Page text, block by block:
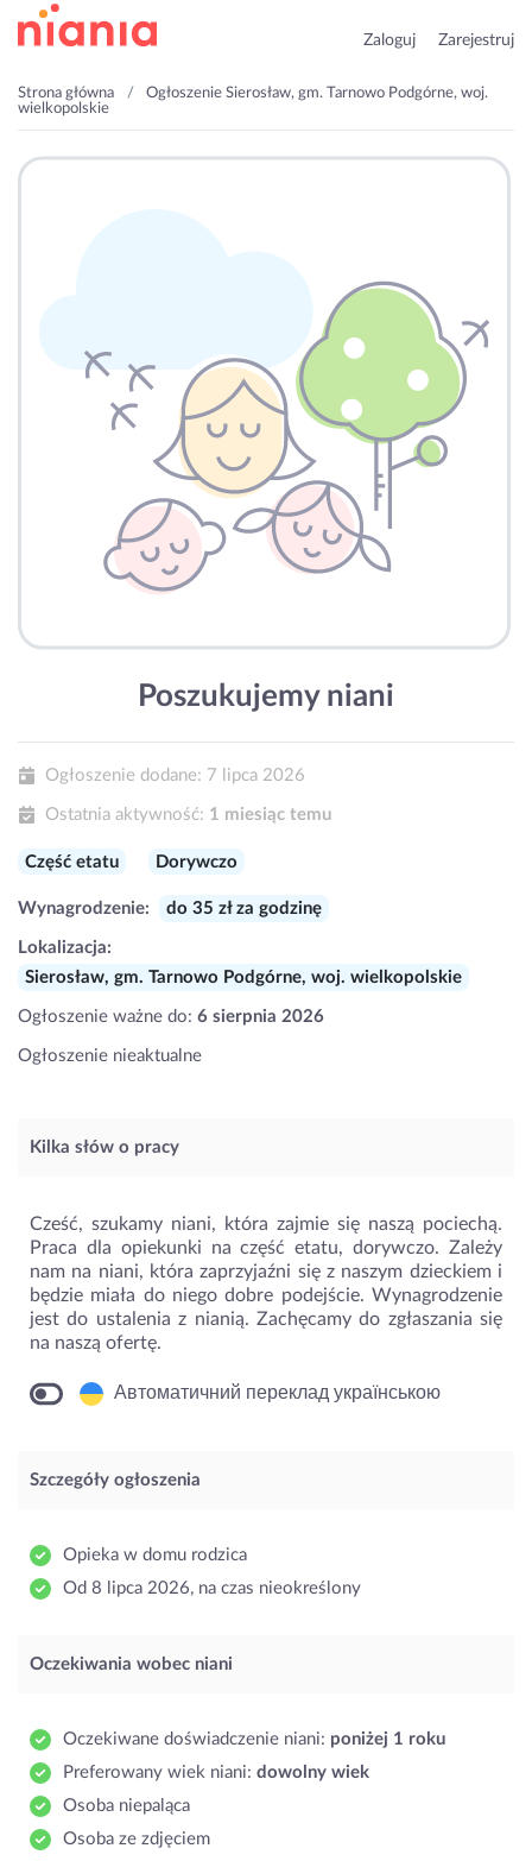
Zaloguj Zarejestruj
Strona główna
Ogłoszenie Sierosław, gm. Tarnowo Podgórne, woj.
wielkopolskie
Poszukujemy niani
Ogłoszenie dodane: 7 lipca 2026
Ostatnia aktywność: 1 miesiąc temu
Część etatu Dorywczo
Wynagrodzenie: do 35 zł za godzinę
Lokalizacja:
Sierosław, gm. Tarnowo Podgórne, woj. wielkopolskie
Ogłoszenie ważne do: 6 sierpnia 2026
Ogłoszenie nieaktualne
Kilka słów o pracy
Cześć, szukamy niani, która zajmie się naszą pociechą.
Praca dla opiekunki na część etatu, dorywczo. Zależy
nam na niani, która zaprzyjaźni się z naszym dzieckiem i
będzie miała do niego dobre podejście. Wynagrodzenie
jest do ustalenia z nianią. Zachęcamy do zgłaszania się
na naszą ofertę.
Автоматичний переклад українською
Szczegóły ogłoszenia
Opieka w domu rodzica
Od 8 lipca 2026, na czas nieokreślony
Oczekiwania wobec niani
Oczekiwane doświadczenie niani: poniżej 1 roku
Preferowany wiek niani: dowolny wiek
Osoba niepaląca
Osoba ze zdjęciem